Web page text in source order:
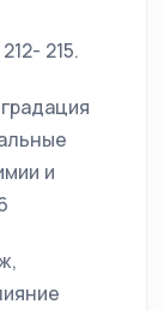
215.
и